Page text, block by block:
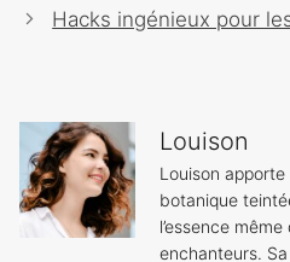
des Hacks ingénieux pour
Louison
Louison
botanique
l’essence
enchanteurs.